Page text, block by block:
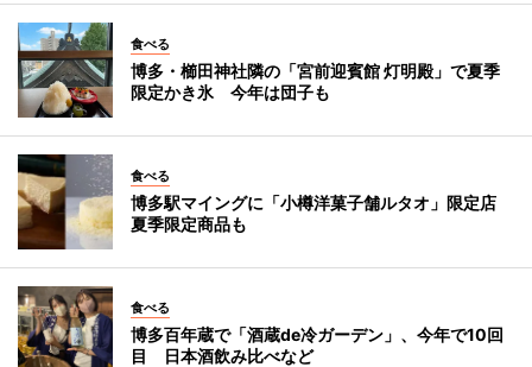
食べる
博多・櫛田神社隣の「宮前迎賓館 灯明殿」で夏季
限定かき氷 今年は団子も
食べる
博多駅マイングに「小樽洋菓子舗ルタオ」限定店
夏季限定商品も
食べる
博多百年蔵で「酒蔵de冷ガーデン」、今年で10回
目 日本酒飲み比べなど